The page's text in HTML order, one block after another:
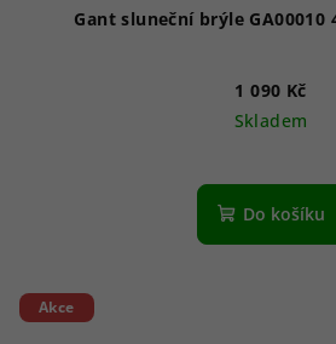
1 090 Kč
Skladem
Do košíku
Akce